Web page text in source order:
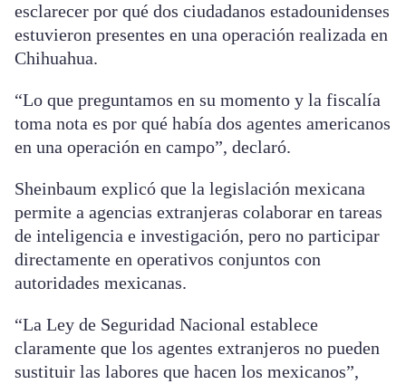
esclarecer por qué dos ciudadanos estadounidenses
estuvieron presentes en una operación realizada en
Chihuahua.
“Lo que preguntamos en su momento y la fiscalía
toma nota es por qué había dos agentes americanos
en una operación en campo”, declaró.
Sheinbaum explicó que la legislación mexicana
permite a agencias extranjeras colaborar en tareas
de inteligencia e investigación, pero no participar
directamente en operativos conjuntos con
autoridades mexicanas.
“La Ley de Seguridad Nacional establece
claramente que los agentes extranjeros no pueden
sustituir las labores que hacen los mexicanos”,